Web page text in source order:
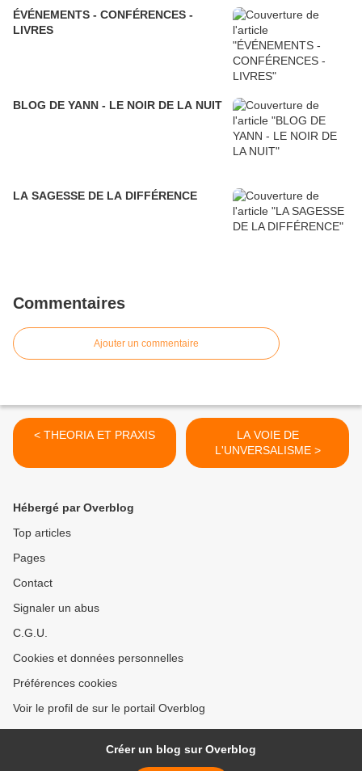
ÉVÉNEMENTS - CONFÉRENCES -
LIVRES
BLOG DE YANN - LE NOIR DE LA NUIT
LA SAGESSE DE LA DIFFÉRENCE
Commentaires
Ajouter un commentaire
< THEORIA ET PRAXIS
LA VOIE DE
L'UNVERSALISME >
Hébergé par Overblog
Top articles
Pages
Contact
Signaler un abus
C.G.U.
Cookies et données personnelles
Préférences cookies
Voir le profil de sur le portail Overblog
Créer un blog sur Overblog